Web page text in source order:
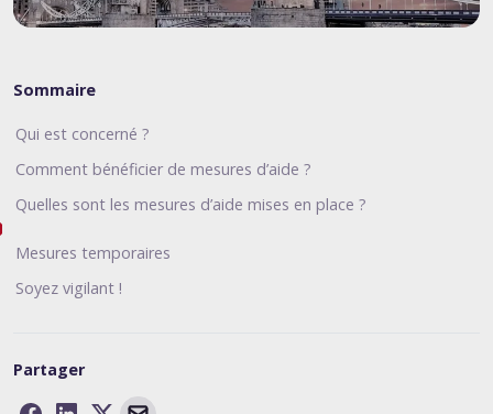
Sommaire
Qui est concerné ?
Comment bénéficier de mesures d’aide ?
Quelles sont les mesures d’aide mises en place ?
Mesures temporaires
Soyez vigilant !
Partager